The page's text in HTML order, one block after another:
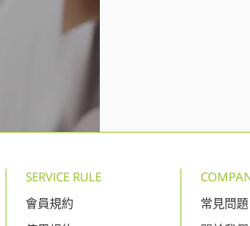
SERVICE RULE
會員規約
常見問題